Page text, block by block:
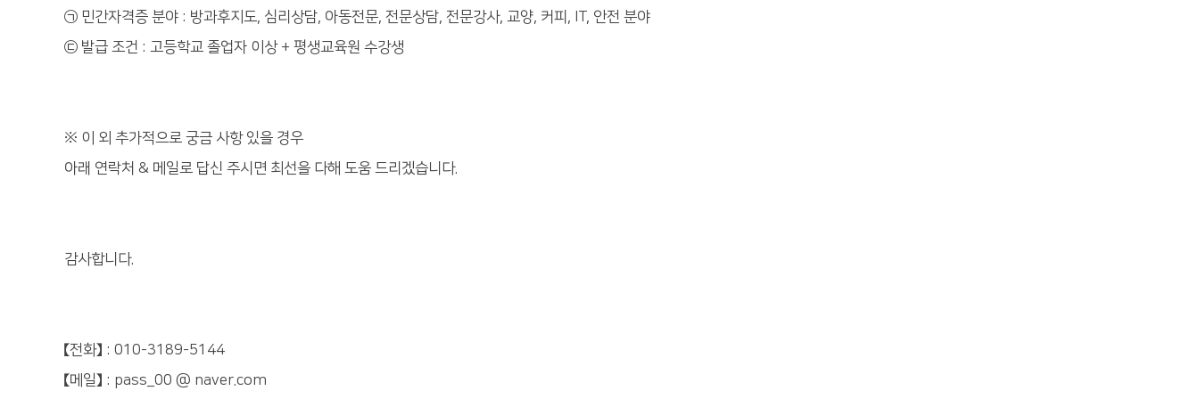
㉠ 민간자격증 분야 : 방과후지도, 심리상담, 아동전문, 전문상담, 전문강사, 교양, 커피, IT, 안전 분야
㉢ 발급 조건 : 고등학교 졸업자 이상 + 평생교육원 수강생
※ 이 외 추가적으로 궁금 사항 있을 경우
아래 연락처 & 메일로 답신 주시면 최선을 다해 도움 드리겠습니다.
감사합니다.
【전화】 : 010-3189-5144
【메일】 : pass_00 @ naver.com